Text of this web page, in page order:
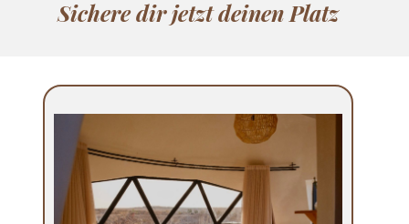
Sichere dir jetzt deinen Platz